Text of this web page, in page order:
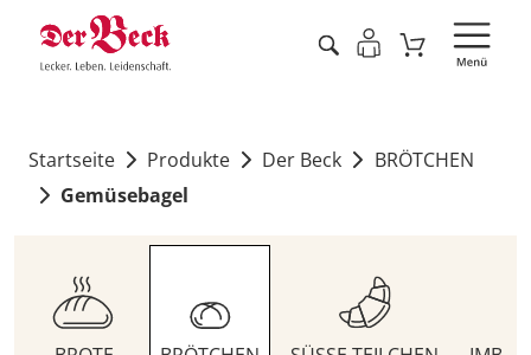
Startseite Produkte Der Beck
BRÖTCHEN
Gemüsebagel